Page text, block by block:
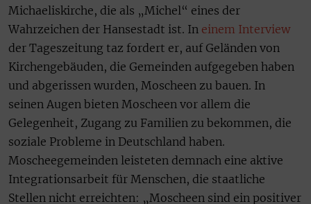
Michaeliskirche, die als „Michel“ eines der
Wahrzeichen der Hansestadt ist. In einem Interview
der Tageszeitung taz fordert er, auf Geländen von
Kirchengebäuden, die Gemeinden aufgegeben haben
und abgerissen wurden, Moscheen zu bauen. In
seinen Augen bieten Moscheen vor allem die
Gelegenheit, Zugang zu Familien zu bekommen, die
soziale Probleme in Deutschland haben.
Moscheegemeinden leisteten demnach eine aktive
Integrationsarbeit für Menschen, die staatliche
Stellen nicht erreichten: „Moscheen sind ein positiver